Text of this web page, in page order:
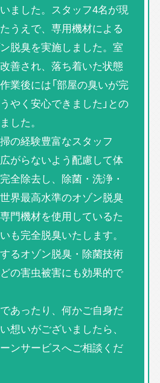
ました。スタッフ4名が現
うえで、専用機材による
脱臭を実施しました。室
善され、落ち着いた状態
業後には「部屋の臭いが完
やく安心できました」との
した。
の経験豊富なスタッフ
がらないよう配慮して体
全除去し、除菌・洗浄・
界最高水準のオゾン脱臭
門機材を使用しているた
も完全脱臭いたします。
るオゾン脱臭・除菌技術
の害虫被害にも効果的で
あったり、何かご自身だ
想いがございましたら、
ンサービスへご相談くだ